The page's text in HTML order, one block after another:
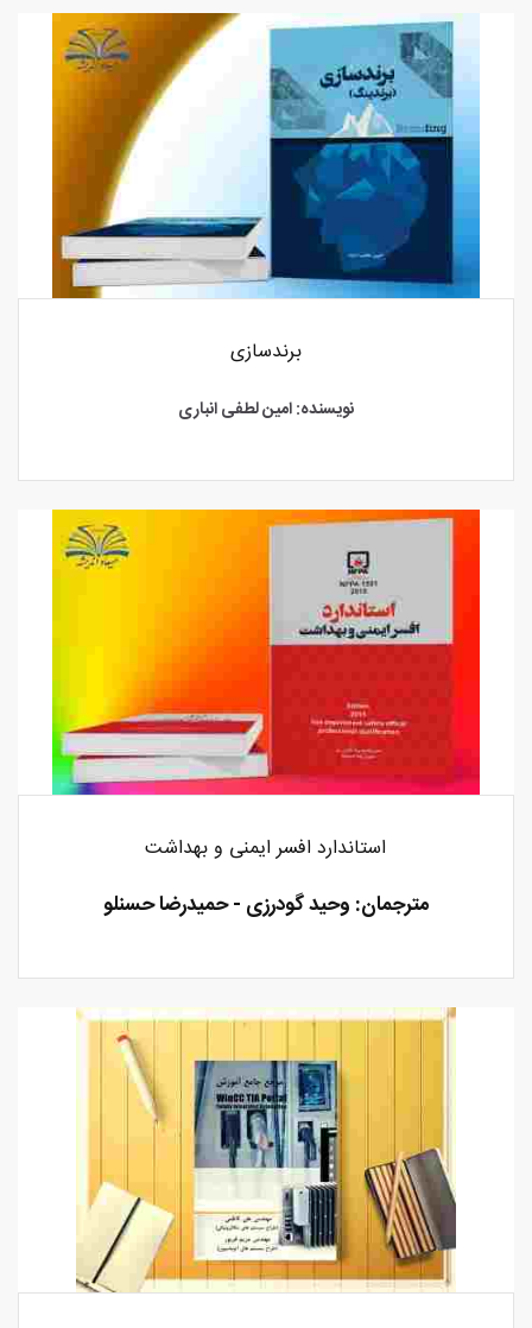
برندسازی
نویسنده: امین لطفی انباری
استاندارد افسر ایمنی و بهداشت
مترجمان: وحید گودرزی - حمیدرضا حسنلو